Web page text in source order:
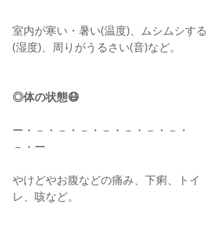
室内が寒い・暑い(温度)、ムシムシする
(湿度)、周りがうるさい(音)など。
◎体の状態😷
ー・－・－・－・－・－・－・－・
－・ー
やけどやお腹などの痛み、下痢、トイ
レ、咳など。